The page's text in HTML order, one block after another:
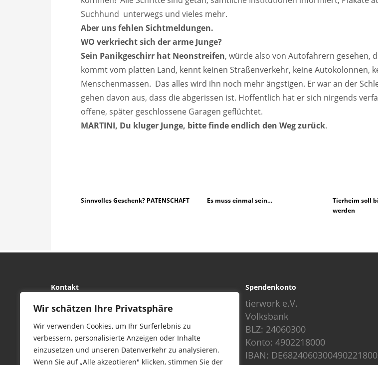
Wir schätzen Ihre Privatsphäre
Wir verwenden Cookies, um Ihr Surferlebnis zu
verbessern, personalisierte Anzeigen oder Inhalte
einzusetzen und unseren Datenverkehr zu analysieren.
Wenn Sie auf „Alle akzeptieren" klicken, stimmen Sie der
Suchhund unterwegs und vieles mehr.
Aber uns fehlen Sichtmeldungen.
WO verkriecht sich der arme Junge?
Sein Panikgeschirr hat Neonstreifen, würde also von Autofahrern gesehen,
kommt vom platten Land, kennt keinen Straßenverkehr, keine Autokolonnen,
Menschenmassen. Das alles wird ihn noch mehr ängstigen. Er war an der
gehen davon aus, dass die abgerissen ist. Hoffentlich hat er sich nirgends
offene, später geschlossene Garagen geflüchtet.
MARTINI, Du kluger Junge, bitte finde endlich den Weg zurück.
Sinnvolles Geschenk? PATENSCHAFT Es muss einmal sein…
Tierheim soll
werden
Kontakt
tierwork e.V.
Im alten Dorf 4
Tel 0172-4437307
service@tierwork.de
Spendenkonto
tierwork e.V.
Volksbank
BLZ: 24060300
Konto: 4902218000
IBAN: